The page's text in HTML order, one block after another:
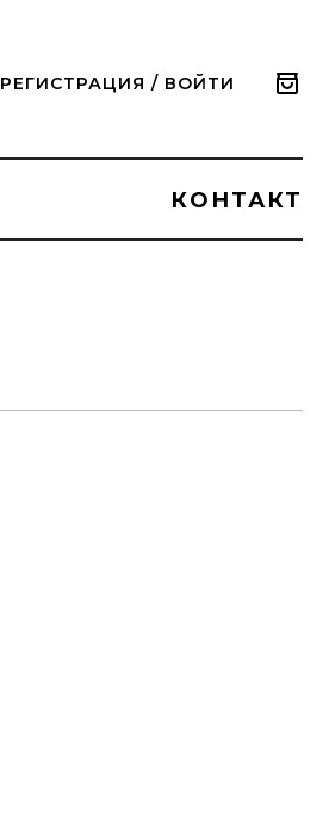
РЕГИСТРАЦИЯ / ВОЙТИ
КОНТАКТ